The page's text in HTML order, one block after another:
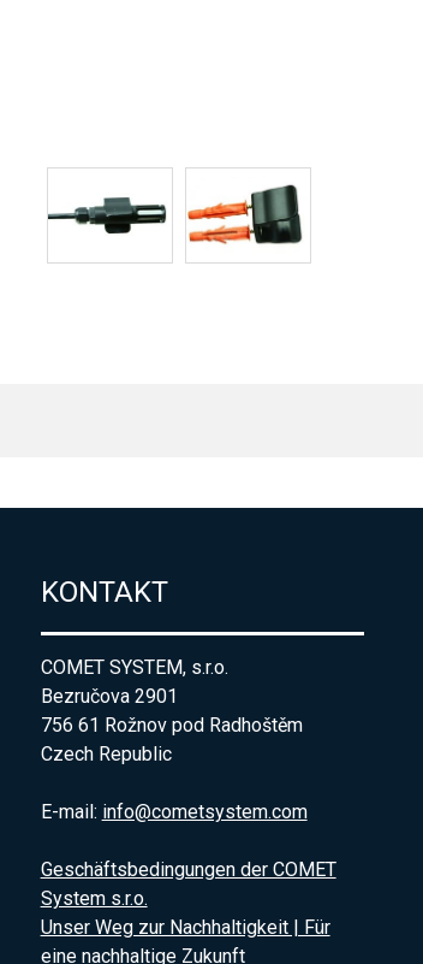
KONTAKT
COMET SYSTEM, s.r.o.
Bezručova 2901
756 61 Rožnov pod Radhoštěm
Czech Republic
E-mail: info@cometsystem.com
Geschäftsbedingungen der COMET
System s.r.o.
Unser Weg zur Nachhaltigkeit | Für
eine nachhaltige Zukunft